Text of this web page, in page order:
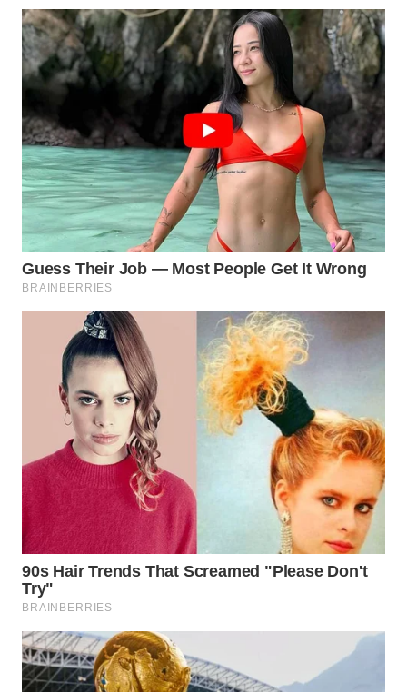
WN DELI
SERDANG
TEBING
TINGGI
WN
PAKPAK
WN
KARAWANG
BEKASI
WN
BOGOR
WN
DEPOK
WN
TAPANULI
UTARA
WN
SAMOSIR
WN